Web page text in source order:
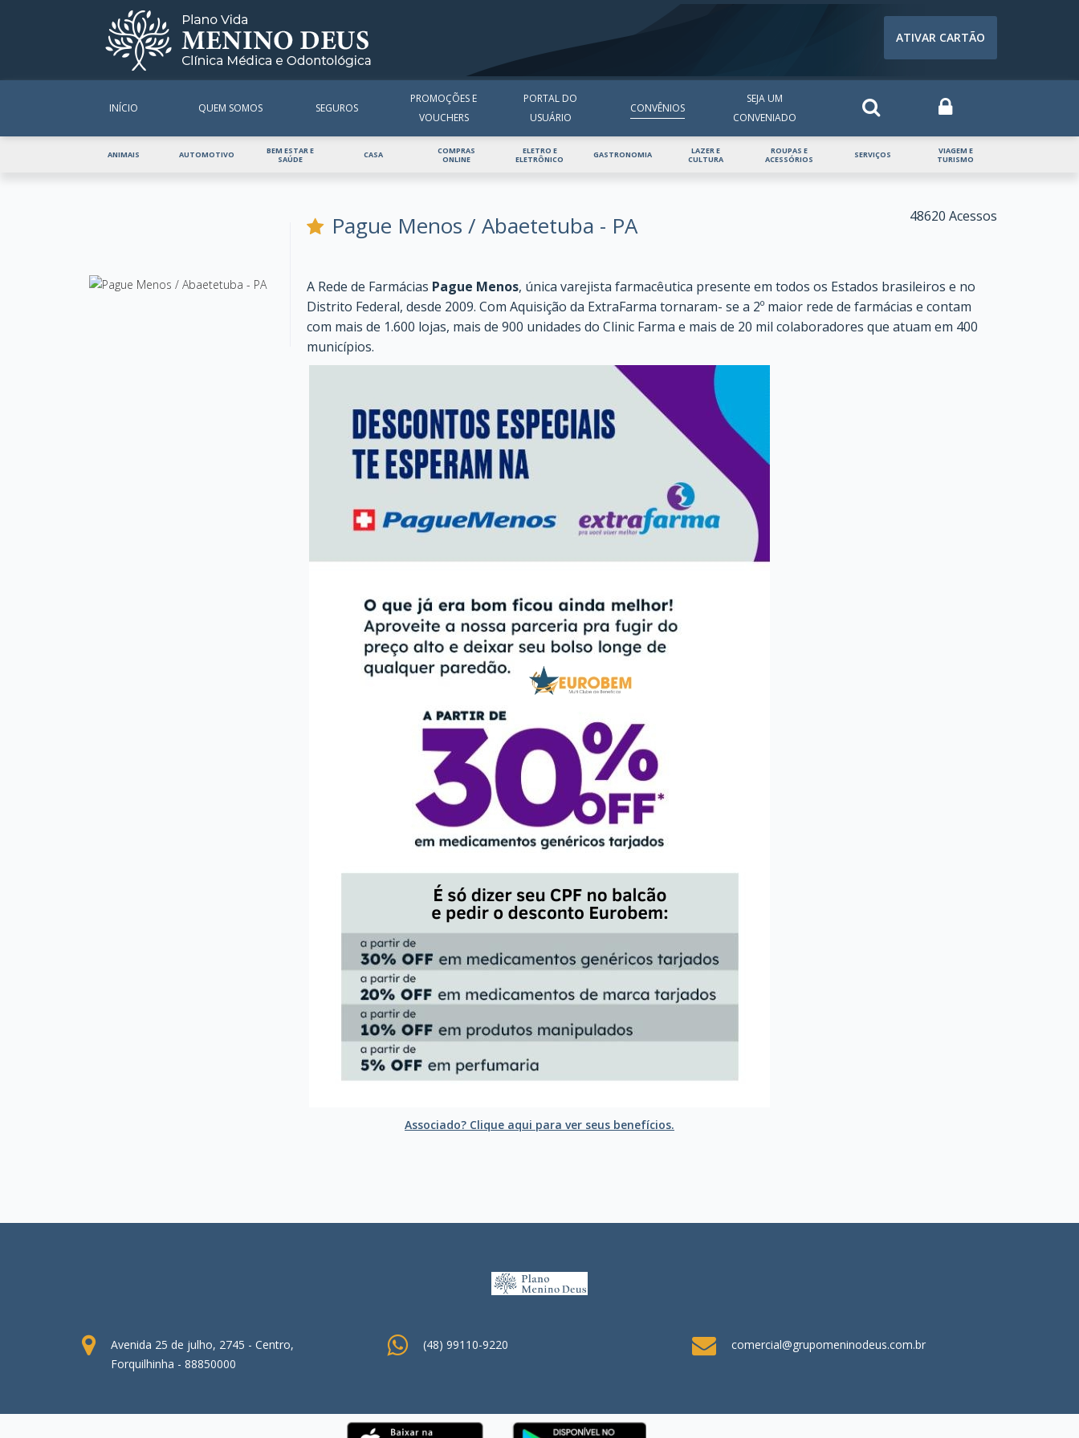
INÍCIO
ANIMAIS AUTOMOTIVO
BEM ESTAR E
SAÚDE
CASA
COMPRAS
ONLINE
ELETRO E
ELETRÔNICO
GASTRONOMIA
LAZER E
CULTURA
ROUPAS E
ACESSÓRIOS
SERVIÇOS
VIAGEM E
TURISMO
INÍCIO QUEM SOMOS SEGUROS
PROMOÇÕES E
VOUCHERS
PORTAL DO
USUÁRIO
CONVÊNIOS
SEJA UM
CONVENIADO
ATIVAR CARTÃO
48620 Acessos
Pague Menos / Abaetetuba - PA
A Rede de Farmácias Pague Menos, única varejista farmacêutica presente em todos os Estados brasileiros e no
Distrito Federal, desde 2009. Com Aquisição da ExtraFarma tornaram- se a 2º maior rede de farmácias e contam
com mais de 1.600 lojas, mais de 900 unidades do Clinic Farma e mais de 20 mil colaboradores que atuam em 400
municípios.
Associado? Clique aqui para ver seus benefícios.
Avenida 25 de julho, 2745 - Centro,
Forquilhinha - 88850000
(48) 99110-9220 comercial@grupomeninodeus.com.br